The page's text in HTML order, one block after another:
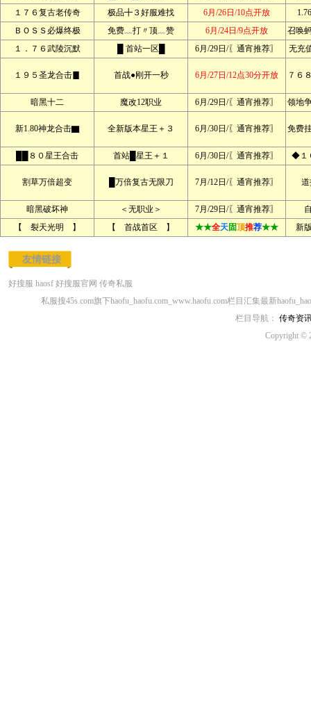
１７６复古老传奇
极品╋３好服难找 6月/26日/10点开放
ＢＯＳＳ必爆终极
免费﹏打〃顶﹏赞 6月/24日/9点开放
召唤
１．７６武陵沉默
█ 首站一区█ 6月/29日/〖通宵推荐〗 无充
１９５圣龙合击▊ 首战●刚开一秒 6月/27日/12点30分开放 ７６
暗黑十二 魔改12职业 6月/29日/〖通宵推荐〗 领地
新1.80神龙合击▇ 全新版本星王＋３ 6月/30日/〖通宵推荐〗 免费
██８０星王合击 首站█星王＋１ 6月/30日/〖通宵推荐〗 ◆１
割草万倍超变 █万倍复古无限刀 7月/12日/〖通宵推荐〗
暗黑破坏神 ＜无职业＞ 7月/29日/〖通宵推荐〗
【 裂天光明 】
【 首战首区 】 ★★全天固顶推荐★★ 新
友情链接
好搜服 haosf 好搜服官网 传奇私服
私服搜45s.com旗下haofu_haofu.com_www.haofu.com栏目汇集最新
栏目导航： 传奇资
Copyright ©